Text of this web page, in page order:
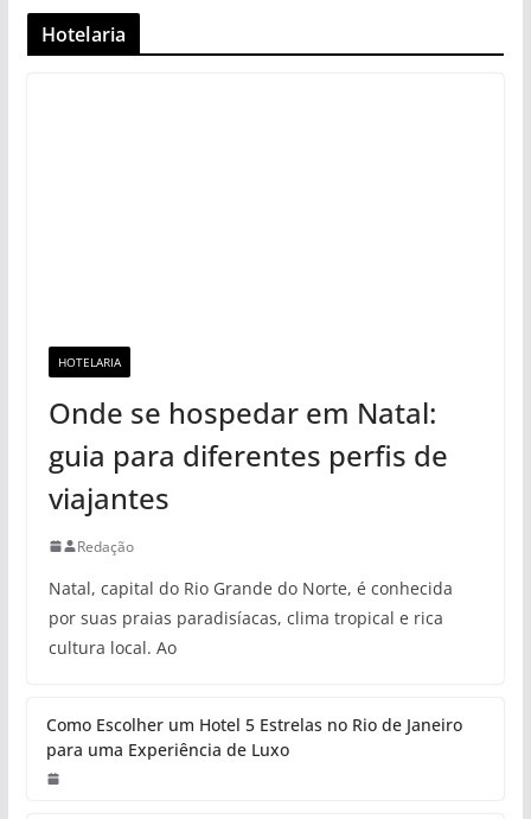
Hotelaria
HOTELARIA
Onde se hospedar em Natal:
guia para diferentes perfis de
viajantes
Redação
Natal, capital do Rio Grande do Norte, é conhecida
por suas praias paradisíacas, clima tropical e rica
cultura local. Ao
Como Escolher um Hotel 5 Estrelas no Rio de Janeiro
para uma Experiência de Luxo